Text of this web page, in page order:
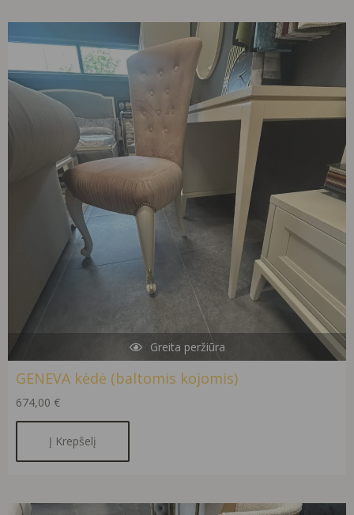
Greita peržiūra
GENEVA kėdė (baltomis kojomis)
674,00 €
Į Krepšelį